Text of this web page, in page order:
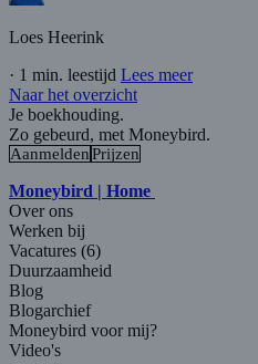
Loes Heerink
· 1 min. leestijd Lees meer
Naar het overzicht